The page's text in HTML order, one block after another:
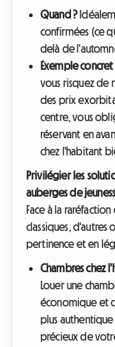
Quand ?
confirmées (ce
delà de
Exemple concret
vous risquez de
des prix
centre, vous
réservant en
chez l'habitant
Privilégier les
auberges de
Face à la
classiques,
pertinence et en
Chambres chez
Louer une
économique et
plus
précieux de